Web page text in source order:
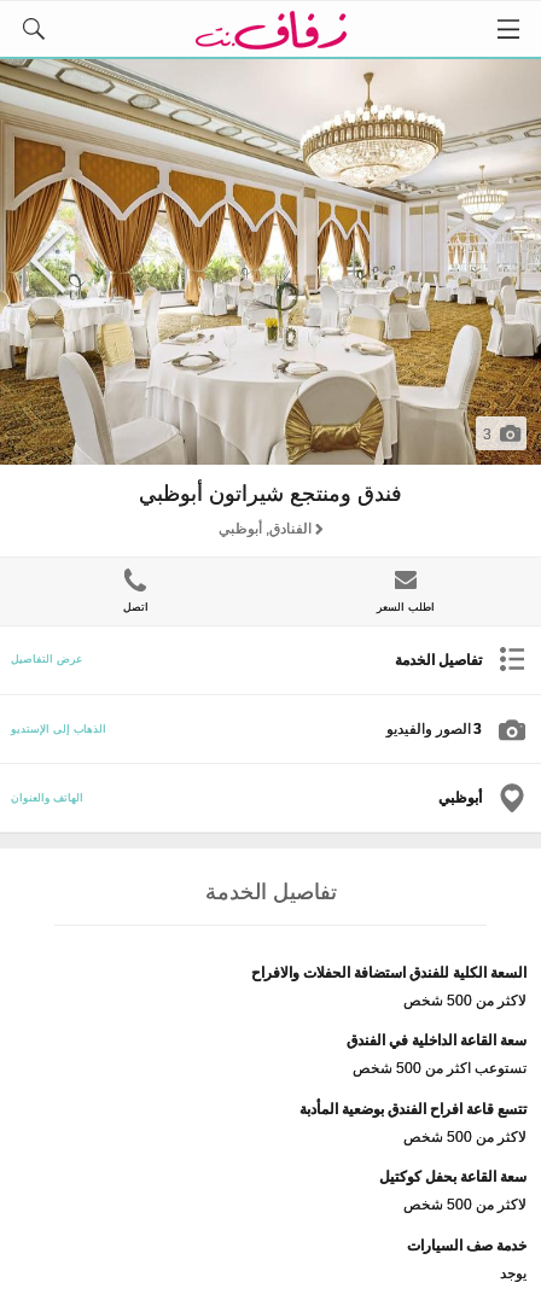
3
فندق ومنتجع شيراتون أبوظبي
الفنادق, أبوظبي
اطلب السعر اتصل
تفاصيل الخدمة عرض التفاصيل
3 الصور والفيديو الذهاب إلى الإستديو
أبوظبي الهاتف والعنوان
تفاصيل الخدمة
السعة الكلية للفندق استضافة الحفلات والافراح
لاكثر من 500 شخص
سعة القاعة الداخلية في الفندق
تستوعب اكثر من 500 شخص
تتسع قاعة افراح الفندق بوضعية المأدبة
لاكثر من 500 شخص
سعة القاعة بحفل كوكتيل
لاكثر من 500 شخص
خدمة صف السيارات
يوجد